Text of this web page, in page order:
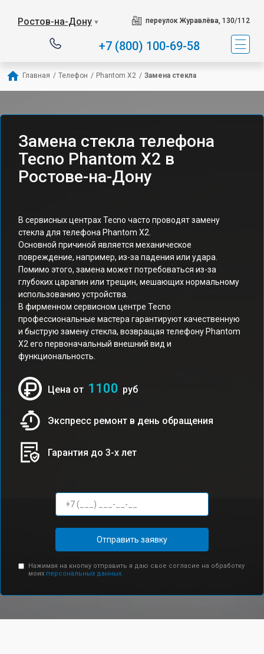
Ростов-на-Дону ▼ переулок Журавлёва, 130/112
+7 (800) 100-69-58
Главная / Телефон / Phantom X2 / Замена стекла
Замена стекла телефона
Tecno Phantom X2 в
Ростове-на-Дону
В сервисных центрах Tecno часто проводят замену
стекла для телефона Phantom X2.
Основной причиной является механическое
повреждение, например, из-за падения или удара.
Помимо этого, замена может потребоваться из-за
глубоких царапин или трещин, мешающих нормальному
использованию устройства.
В фирменном сервисном центре Tecno
профессиональные мастера гарантируют качественную
и быструю замену стекла, возвращая телефону Phantom
X2 его первоначальный внешний вид и
функциональность.
Цена от 1100 руб
Экспресс ремонт в день обращения
Гарантия до 3-х лет
Отправить заявку
Нажимая на кнопку отправить я даю свое согласие на обработку
моих персональных данных.